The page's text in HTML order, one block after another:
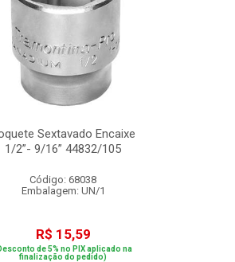
Sextavado Encaixe
1/2”- 9/16” 44832/105
Código: 68038
Embalagem: UN/1
R$ 15,59
de 5% no PIX aplicado na
finalização do pedido)